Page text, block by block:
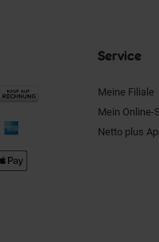
Service
Meine Filiale
Mein Online-
Netto plus